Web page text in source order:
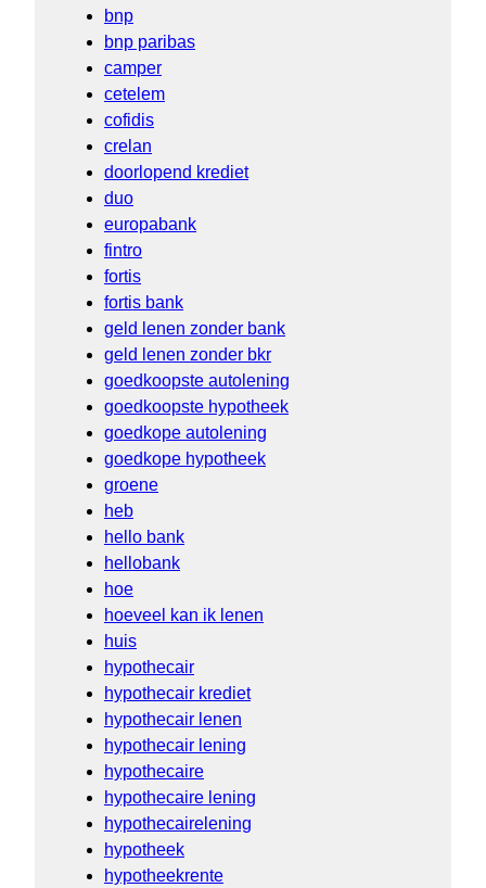
bnp
bnp paribas
camper
cetelem
cofidis
crelan
doorlopend krediet
duo
europabank
fintro
fortis
fortis bank
geld lenen zonder bank
geld lenen zonder bkr
goedkoopste autolening
goedkoopste hypotheek
goedkope autolening
goedkope hypotheek
groene
heb
hello bank
hellobank
hoe
hoeveel kan ik lenen
huis
hypothecair
hypothecair krediet
hypothecair lenen
hypothecair lening
hypothecaire
hypothecaire lening
hypothecairelening
hypotheek
hypotheekrente